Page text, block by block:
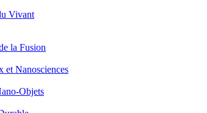
Vivant
la Fusion
Nanosciences
Objets